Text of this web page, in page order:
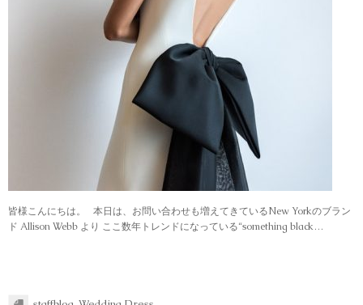
皆様こんにちは。 本日は、お問い合わせも増えてきているNew Yorkのブラン
ド Allison Webb より ここ数年トレンドになっている“something black…